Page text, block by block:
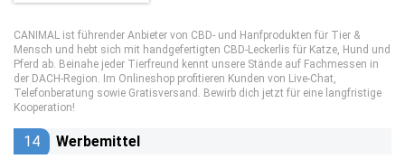
CANIMAL ist führender Anbieter von CBD- und Hanfprodukten für Tier &
Mensch und hebt sich mit handgefertigten CBD-Leckerlis für Katze, Hund und
Pferd ab. Beinahe jeder Tierfreund kennt unsere Stände auf Fachmessen in
der DACH-Region. Im Onlineshop profitieren Kunden von Live-Chat,
Telefonberatung sowie Gratisversand. Bewirb dich jetzt für eine langfristige
Kooperation!
14 Werbemittel